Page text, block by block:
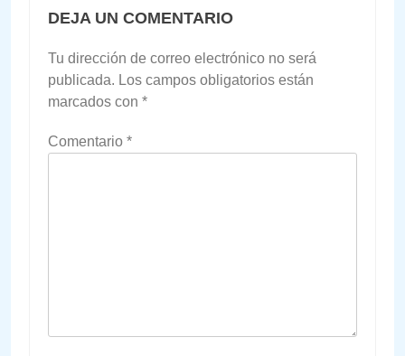
DEJA UN COMENTARIO
Tu dirección de correo electrónico no será
publicada. Los campos obligatorios están
marcados con *
Comentario *